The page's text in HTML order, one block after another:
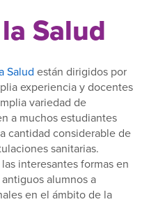
Salud
Salud están dirigidos por
experiencia y docentes
variedad de
a muchos estudiantes
cantidad considerable de
sanitarias.
interesantes formas en
alumnos a
en el ámbito de la